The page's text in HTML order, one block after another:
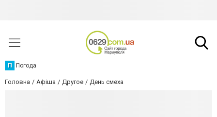
П Погода
Головна Афіша Другое День смеха